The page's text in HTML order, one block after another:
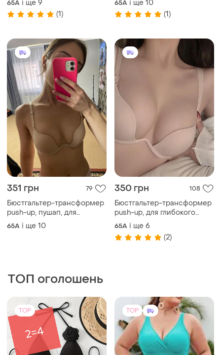
декольте.
65A і ще 9
(1)
декольте.
65A і ще 10
(1)
351 грн 79
Бюстгальтер-трансформер
push-up, пушап, для
глибокого декольте.
65A і ще 10
350 грн 108
Бюстгальтер-трансформер
push-up, для глибокого
декольте.
65A і ще 6
(2)
ТОП оголошень
TOP TOP